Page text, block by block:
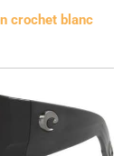
crochet blanc